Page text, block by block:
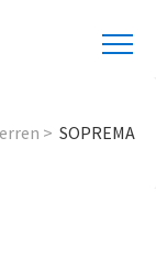
> SOPREMA